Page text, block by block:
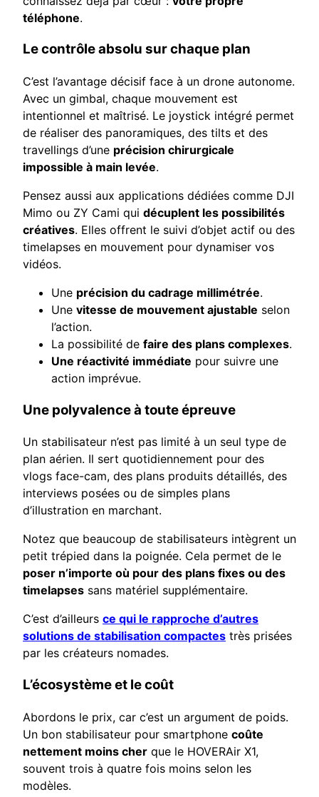
téléphone.
Le contrôle absolu sur chaque plan
C’est l’avantage décisif face à un drone autonome.
Avec un gimbal, chaque mouvement est
intentionnel et maîtrisé. Le joystick intégré permet
de réaliser des panoramiques, des tilts et des
travellings d’une précision chirurgicale
impossible à main levée.
Pensez aussi aux applications dédiées comme DJI
Mimo ou ZY Cami qui décuplent les possibilités
créatives. Elles offrent le suivi d’objet actif ou des
timelapses en mouvement pour dynamiser vos
vidéos.
Une précision du cadrage millimétrée.
Une vitesse de mouvement ajustable selon
l’action.
La possibilité de faire des plans complexes.
Une réactivité immédiate pour suivre une
action imprévue.
Une polyvalence à toute épreuve
Un stabilisateur n’est pas limité à un seul type de
plan aérien. Il sert quotidiennement pour des
vlogs face-cam, des plans produits détaillés, des
interviews posées ou de simples plans
d’illustration en marchant.
Notez que beaucoup de stabilisateurs intègrent un
petit trépied dans la poignée. Cela permet de le
poser n’importe où pour des plans fixes ou des
timelapses sans matériel supplémentaire.
C’est d’ailleurs ce qui le rapproche d’autres
solutions de stabilisation compactes très prisées
par les créateurs nomades.
L’écosystème et le coût
Abordons le prix, car c’est un argument de poids.
Un bon stabilisateur pour smartphone coûte
nettement moins cher que le HOVERAir X1,
souvent trois à quatre fois moins selon les
modèles.